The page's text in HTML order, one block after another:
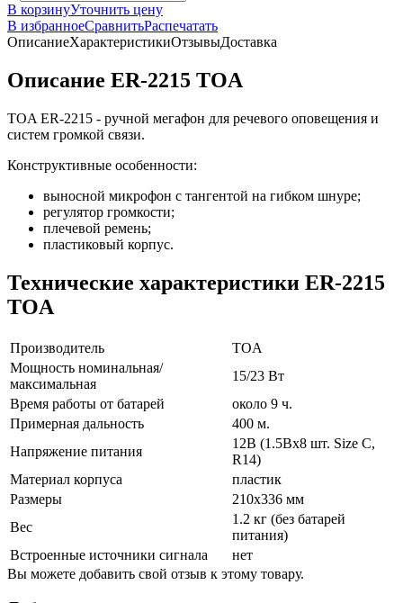
В корзинуУточнить цену
В избранноеСравнитьРаспечатать
ОписаниеХарактеристикиОтзывыДоставка
Описание ER-2215 TOA
TOA ER-2215 - ручной мегафон для речевого оповещения и
систем громкой связи.
Конструктивные особенности:
выносной микрофон с тангентой на гибком шнуре;
регулятор громкости;
плечевой ремень;
пластиковый корпус.
Технические характеристики ER-2215
TOA
Производитель
TOA
Мощность номинальная/
максимальная
15/23 Вт
Время работы от батарей
около 9 ч.
Примерная дальность
400 м.
Напряжение питания
12В (1.5Вх8 шт. Size C,
R14)
Материал корпуса
пластик
Размеры
210х336 мм
Вес
1.2 кг (без батарей
питания)
Встроенные источники сигнала
нет
Вы можете добавить свой отзыв к этому товару.